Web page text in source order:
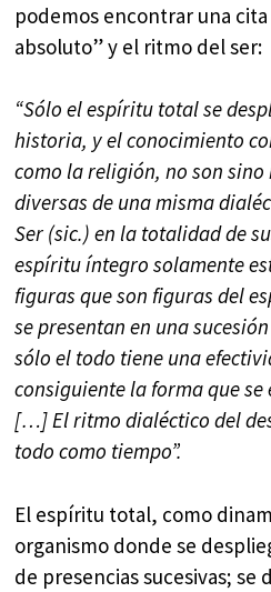
podemos encontrar una
absoluto” y el ritmo del ser:
“Sólo el espíritu total se
historia, y el conocimiento
como la religión, no son sino
diversas de una misma
Ser (sic.) en la totalidad de
espíritu íntegro solamente
figuras que son figuras del
se presentan en una
sólo el todo tiene una
consiguiente la forma que se
[…] El ritmo dialéctico del
todo como tiempo”.
El espíritu total, como
organismo donde se
de presencias sucesivas; se